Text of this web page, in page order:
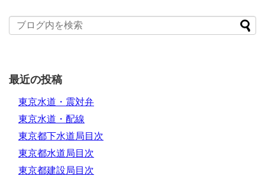
最近の投稿
東京水道・震対弁
東京水道・配線
東京都下水道局目次
東京都水道局目次
東京都建設局目次